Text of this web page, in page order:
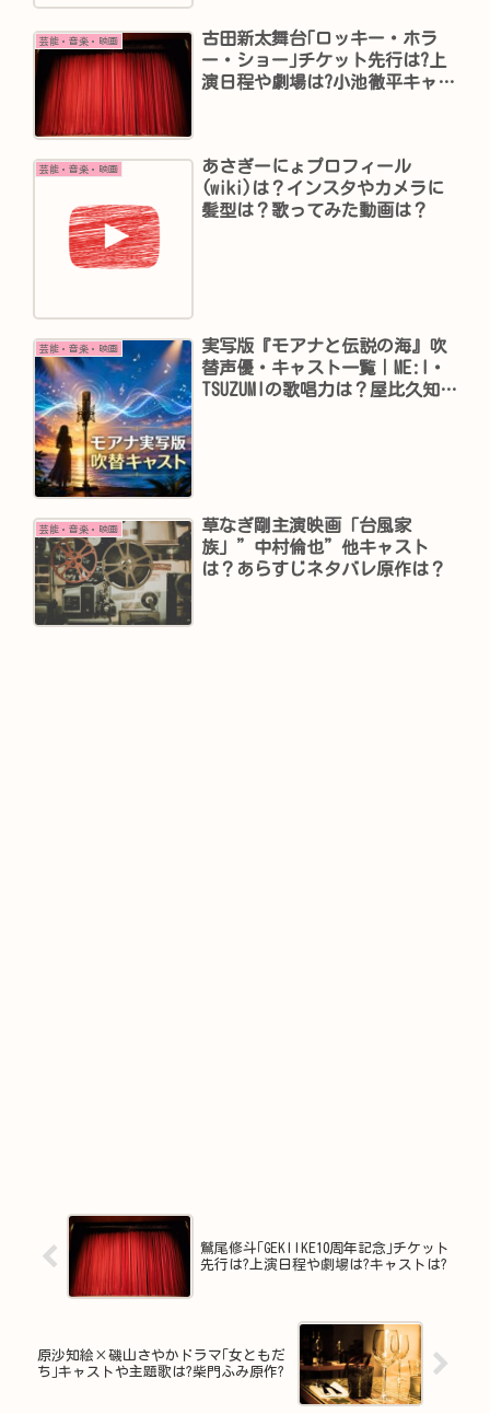
芸能・音楽・映画
古田新太舞台｢ロッキー・ホラ
ー・ショー｣チケット先行は?上
演日程や劇場は?小池徹平キャス
芸能・音楽・映画
あさぎーにょプロフィール
(wiki)は？インスタやカメラに
髪型は？歌ってみた動画は？
芸能・音楽・映画
実写版『モアナと伝説の海』吹
替声優・キャスト一覧｜ME:I・
TSUZUMIの歌唱力は？屋比久知奈
芸能・音楽・映画
草なぎ剛主演映画「台風家
族」”中村倫也”他キャスト
は？あらすじネタバレ原作は？
鷲尾修斗｢GEKIIKE10周年記念｣チケット
先行は?上演日程や劇場は?キャストは?
原沙知絵×磯山さやかドラマ｢女ともだ
ち｣キャストや主題歌は?柴門ふみ原作?